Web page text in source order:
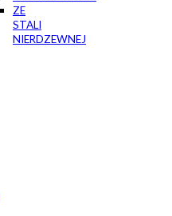
ZE
STALI
NIERDZEWNEJ